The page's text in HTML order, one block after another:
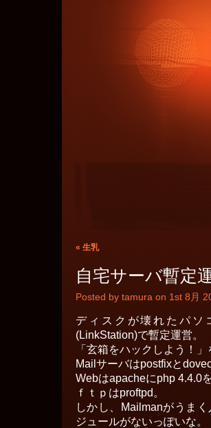
« 生乳
自宅サーバ暫定
Posted by tamura on 1st 8月
ディスクが壊れたパソ
(LinkStation)で暫定運営。
「玄箱をハックしよう！
Mailサーバはpostfixと
Webはapacheにphp 4.4.0
ｆｔｐはproftpd。
しかし、Mailmanがうま
ジュールがないっぽいな。